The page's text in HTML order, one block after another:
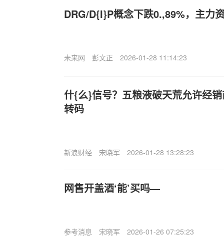
DRG/D{I}P概念下跌0.,89%，主力
未来网 彭文正 2026-01-28 11:14:23
什{么}信号？五粮液破天荒允许经
转码
新浪财经 宋晓军 2026-01-28 13:28:23
网售开盖酒‘能’买吗—
参考消息 宋晓军 2026-01-26 07:25:23